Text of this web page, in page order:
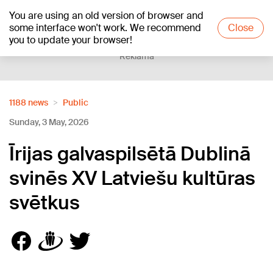
You are using an old version of browser and
some interface won't work. We recommend
you to update your browser!
Close
+16°C
Reklāma
1188 news
Public
Sunday, 3 May, 2026
Īrijas galvaspilsētā Dublinā
svinēs XV Latviešu kultūras
svētkus